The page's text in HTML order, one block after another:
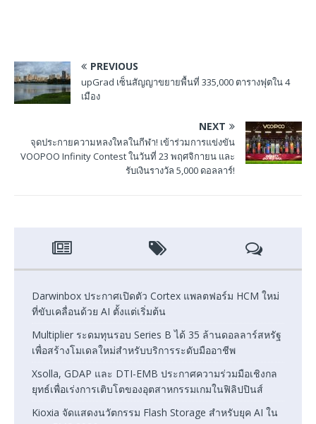
PREVIOUS
upGrad เซ็นสัญญาขยายพื้นที่ 335,000 ตารางฟุตใน 4
เมือง
NEXT
จุดประกายความหลงใหลในกีฬา! เข้าร่วมการแข่งขัน
VOOPOO Infinity Contest ในวันที่ 23 พฤศจิกายน และ
รับเงินรางวัล 5,000 ดอลลาร์!
Darwinbox ประกาศเปิดตัว Cortex แพลตฟอร์ม HCM ใหม่
ที่ขับเคลื่อนด้วย AI ตั้งแต่เริ่มต้น
Multiplier ระดมทุนรอบ Series B ได้ 35 ล้านดอลลาร์สหรัฐ
เพื่อสร้างโมเดลใหม่สำหรับบริการระดับมืออาชีพ
Xsolla, GDAP และ DTI-EMB ประกาศความร่วมมือเชิงกล
ยุทธ์เพื่อเร่งการเติบโตของอุตสาหกรรมเกมในฟิลิปปินส์
Kioxia จัดแสดงนวัตกรรม Flash Storage สำหรับยุค AI ใน